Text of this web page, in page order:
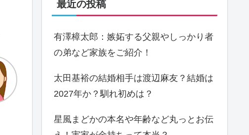
最近の投稿
有澤樟太郎：嫉妬する父親やしっかり者
の弟など家族をご紹介！
太田基裕の結婚相手は渡辺麻友？結婚は
2027年か？馴れ初めは？
星風まどかの本名や年齢など丸っとお伝